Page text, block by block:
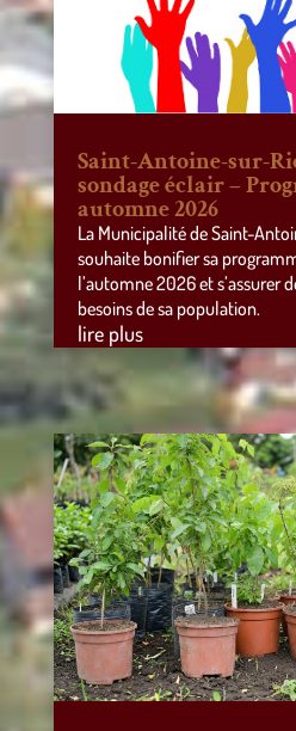
Saint-Antoine-sur-
sondage éclair –
automne 2026
La Municipalité de Saint-
souhaite bonifier sa
l’automne 2026 et s’assurer
besoins de sa population.
lire plus